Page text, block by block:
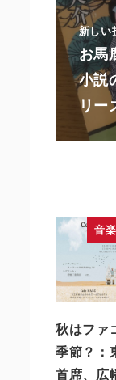
新し
お馬
小説
リー
音
秋はファ
季節？：
首席、広